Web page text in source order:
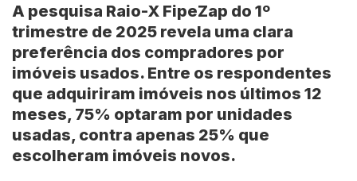
A pesquisa Raio-X FipeZap do 1º
trimestre de 2025 revela uma clara
preferência dos compradores por
imóveis usados. Entre os respondentes
que adquiriram imóveis nos últimos 12
meses, 75% optaram por unidades
usadas, contra apenas 25% que
escolheram imóveis novos.